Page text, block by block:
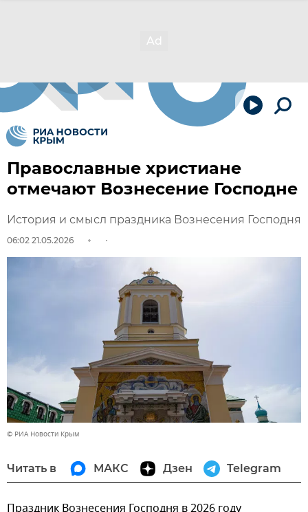
Православные христиане
отмечают Вознесение Господне
История и смысл праздника Вознесения Господня
06:02 21.05.2026
© РИА Новости Крым
Читать в МАКС Дзен Telegram
Праздник Вознесения Господня в 2026 году